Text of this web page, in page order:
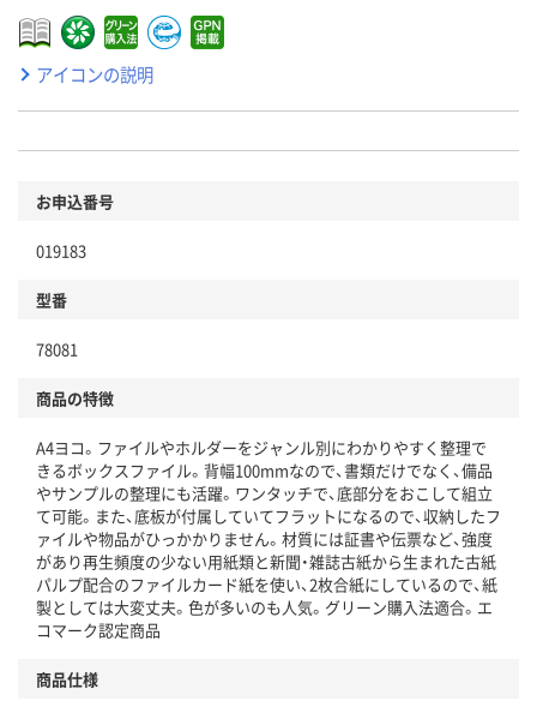
アイコンの説明
お申込番号
019183
型番
78081
商品の特徴
A4ヨコ。ファイルやホルダーをジャンル別にわかりやすく整理で
きるボックスファイル。背幅100mmなので、書類だけでなく、備品
やサンプルの整理にも活躍。ワンタッチで、底部分をおこして組立
て可能。また、底板が付属していてフラットになるので、収納したフ
ァイルや物品がひっかかりません。材質には証書や伝票など、強度
があり再生頻度の少ない用紙類と新聞・雑誌古紙から生まれた古紙
パルプ配合のファイルカード紙を使い、2枚合紙にしているので、紙
製としては大変丈夫。色が多いのも人気。グリーン購入法適合。エ
コマーク認定商品
商品仕様